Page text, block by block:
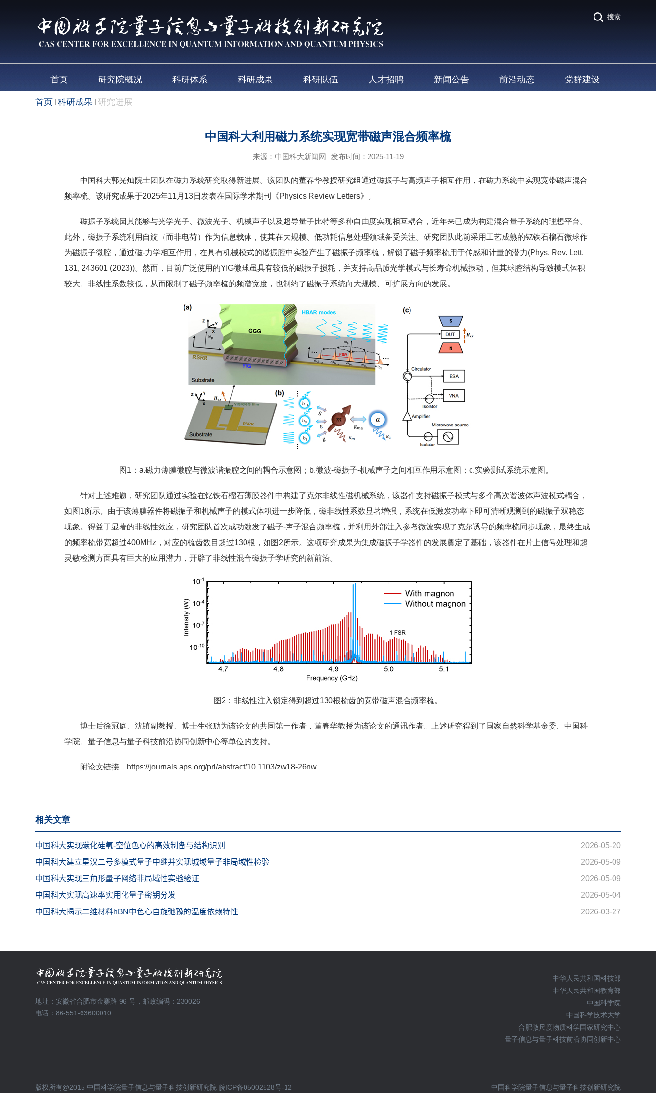
搜索
首页 研究院概况 科研体系 科研成果 科研队伍 人才招聘 新闻公告 前沿动态 党群建设
首页 科研成果 研究进展
中国科大利用磁力系统实现宽带磁声混合频率梳
来源：中国科大新闻网 发布时间：2025-11-19
中国科大郭光灿院士团队在磁力系统研究取得新进展。该团队的董春华教授研究组通过磁振子与高频声子相互作用，在磁力系统中实现宽带磁声混合
频率梳。该研究成果于2025年11月13日发表在国际学术期刊《Physics Review Letters》。
磁振子系统因其能够与光学光子、微波光子、机械声子以及超导量子比特等多种自由度实现相互耦合，近年来已成为构建混合量子系统的理想平台。
此外，磁振子系统利用自旋（而非电荷）作为信息载体，使其在大规模、低功耗信息处理领域备受关注。研究团队此前采用工艺成熟的钇铁石榴石微球作
为磁振子微腔，通过磁-力学相互作用，在具有机械模式的谐振腔中实验产生了磁振子频率梳，解锁了磁子频率梳用于传感和计量的潜力(Phys. Rev. Lett.
131, 243601 (2023))。然而，目前广泛使用的YIG微球虽具有较低的磁振子损耗，并支持高品质光学模式与长寿命机械振动，但其球腔结构导致模式体积
较大、非线性系数较低，从而限制了磁子频率梳的频谱宽度，也制约了磁振子系统向大规模、可扩展方向的发展。
图1：a.磁力薄膜微腔与微波谐振腔之间的耦合示意图；b.微波-磁振子-机械声子之间相互作用示意图；c.实验测试系统示意图。
针对上述难题，研究团队通过实验在钇铁石榴石薄膜器件中构建了克尔非线性磁机械系统，该器件支持磁振子模式与多个高次谐波体声波模式耦合，
如图1所示。由于该薄膜器件将磁振子和机械声子的模式体积进一步降低，磁非线性系数显著增强，系统在低激发功率下即可清晰观测到的磁振子双稳态
现象。得益于显著的非线性效应，研究团队首次成功激发了磁子-声子混合频率梳，并利用外部注入参考微波实现了克尔诱导的频率梳同步现象，最终生成
的频率梳带宽超过400MHz，对应的梳齿数目超过130根，如图2所示。这项研究成果为集成磁振子学器件的发展奠定了基础，该器件在片上信号处理和超
灵敏检测方面具有巨大的应用潜力，开辟了非线性混合磁振子学研究的新前沿。
图2：非线性注入锁定得到超过130根梳齿的宽带磁声混合频率梳。
博士后徐冠庭、沈镇副教授、博士生张劢为该论文的共同第一作者，董春华教授为该论文的通讯作者。上述研究得到了国家自然科学基金委、中国科
学院、量子信息与量子科技前沿协同创新中心等单位的支持。
附论文链接： https://journals.aps.org/prl/abstract/10.1103/zw18-26nw
相关文章
地址：安徽省合肥市金寨路 96 号，邮政编码：230026
电话：86-551-63600010
中华人民共和国科技部
中华人民共和国教育部
中国科学院
中国科学技术大学
合肥微尺度物质科学国家研究中心
量子信息与量子科技前沿协同创新中心
版权所有@2015 中国科学院量子信息与量子科技创新研究院 皖ICP备05002528号-12 中国科学院量子信息与量子科技创新研究院